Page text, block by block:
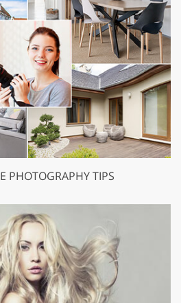
PHOTOGRAPHY TIPS